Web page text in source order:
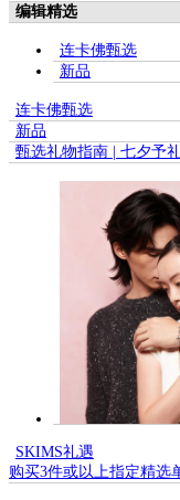
编辑精选
连卡佛甄选
新品
连卡佛甄选
新品
甄选礼物指南 | 七夕予
SKIMS礼遇
购买3件或以上指定精选